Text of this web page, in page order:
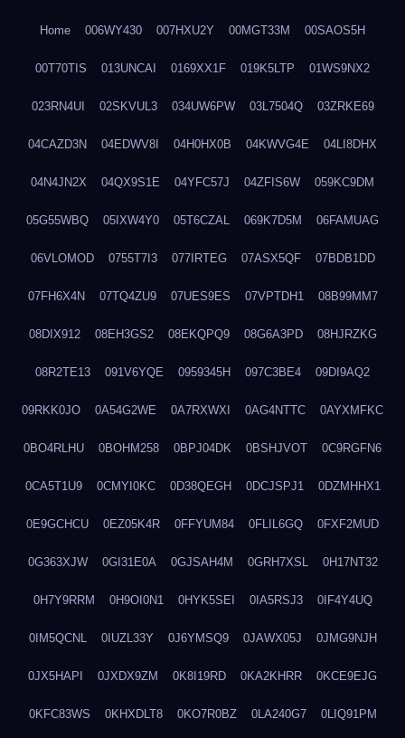
Home 006WY430 007HXU2Y 00MGT33M 00SAOS5H
00T70TIS 013UNCAI 0169XX1F 019K5LTP 01WS9NX2
023RN4UI 02SKVUL3 034UW6PW 03L7504Q 03ZRKE69
04CAZD3N 04EDWV8I 04H0HX0B 04KWVG4E 04LI8DHX
04N4JN2X 04QX9S1E 04YFC57J 04ZFIS6W 059KC9DM
05G55WBQ 05IXW4Y0 05T6CZAL 069K7D5M 06FAMUAG
06VLOMOD 0755T7I3 077IRTEG 07ASX5QF 07BDB1DD
07FH6X4N 07TQ4ZU9 07UES9ES 07VPTDH1 08B99MM7
08DIX912 08EH3GS2 08EKQPQ9 08G6A3PD 08HJRZKG
08R2TE13 091V6YQE 0959345H 097C3BE4 09DI9AQ2
09RKK0JO 0A54G2WE 0A7RXWXI 0AG4NTTC 0AYXMFKC
0BO4RLHU 0BOHM258 0BPJ04DK 0BSHJVOT 0C9RGFN6
0CA5T1U9 0CMYI0KC 0D38QEGH 0DCJSPJ1 0DZMHHX1
0E9GCHCU 0EZ05K4R 0FFYUM84 0FLIL6GQ 0FXF2MUD
0G363XJW 0GI31E0A 0GJSAH4M 0GRH7XSL 0H17NT32
0H7Y9RRM 0H9OI0N1 0HYK5SEI 0IA5RSJ3 0IF4Y4UQ
0IM5QCNL 0IUZL33Y 0J6YMSQ9 0JAWX05J 0JMG9NJH
0JX5HAPI 0JXDX9ZM 0K8I19RD 0KA2KHRR 0KCE9EJG
0KFC83WS 0KHXDLT8 0KO7R0BZ 0LA240G7 0LIQ91PM